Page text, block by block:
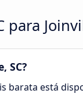
para
SC?
barata está